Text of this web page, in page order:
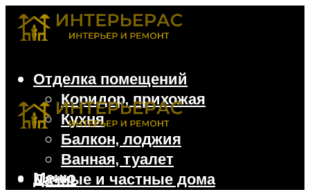
Отделка помещений
Коридор, прихожая
Кухня
Балкон, лоджия
Ванная, туалет
Дачные и частные дома
Меню